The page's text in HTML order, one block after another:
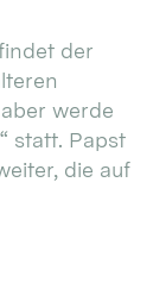
der
werde
statt. Papst
die auf